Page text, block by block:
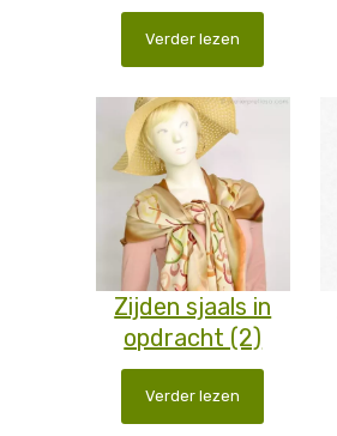
Verder lezen
Zijden sjaals in
opdracht (2)
Verder lezen